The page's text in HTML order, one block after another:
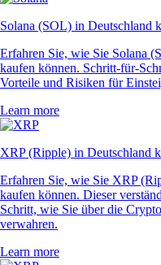
Solana (SOL) in Deutschland
Erfahren Sie, wie Sie Solana
kaufen können. Schritt-für-
Vorteile und Risiken für
Learn more
XRP (Ripple) in Deutschland
Erfahren Sie, wie Sie XRP
kaufen können. Dieser
Schritt, wie Sie über die
verwahren.
Learn more